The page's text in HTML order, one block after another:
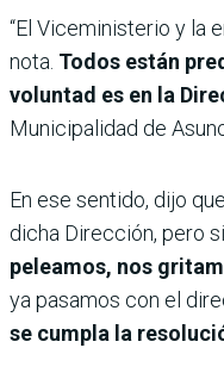
“El Viceministerio y la
nota. Todos están
voluntad es en la
Municipalidad de
En ese sentido, dijo
dicha Dirección, pero
peleamos, nos
ya pasamos con el
se cumpla la